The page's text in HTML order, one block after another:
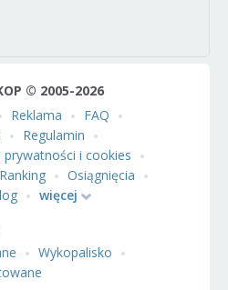
© 2005-2026
Reklama
FAQ
Regulamin
prywatności i cookies
Ranking
Osiągnięcia
więcej
Wykopalisko